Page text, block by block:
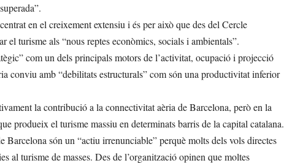
en el creixement extensiu i és per això que des del Cercle
el turisme als “nous reptes econòmics, socials i ambientals”.
com un dels principals motors de l’activitat, ocupació i projecció
conviu amb “debilitats estructurals” com són una productivitat inferior
la contribució a la connectivitat aèria de Barcelona, però en la
produeix el turisme massiu en determinats barris de la capital catalana.
són un “actiu irrenunciable” perquè molts dels vols directes
al turisme de masses. Des de l’organització opinen que moltes